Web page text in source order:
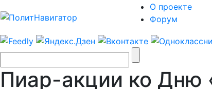
О проекте
Форум
Пиар-акции ко Дню